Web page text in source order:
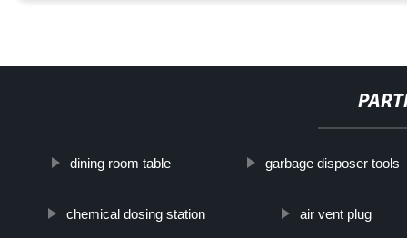
dining room table garbage disposer tools
chemical dosing station air vent plug